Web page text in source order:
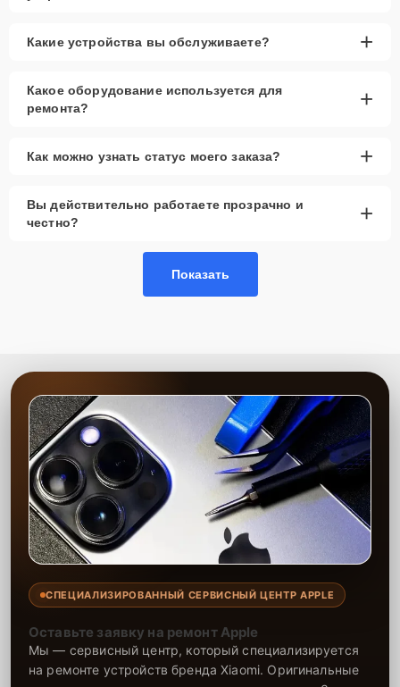
Какие устройства вы обслуживаете? +
Какое оборудование используется для
ремонта?
+
Как можно узнать статус моего заказа? +
Вы действительно работаете прозрачно и
честно?
+
Показать
СПЕЦИАЛИЗИРОВАННЫЙ СЕРВИСНЫЙ ЦЕНТР APPLE
Оставьте заявку на ремонт Apple
Мы — сервисный центр, который специализируется
на ремонте устройств бренда Xiaomi. Оригинальные